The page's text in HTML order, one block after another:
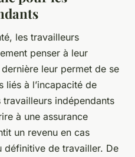
les travailleurs
penser à leur
leur permet de se
liés à l’incapacité de
indépendants
à une assurance
un revenu en cas
définitive de travailler. De